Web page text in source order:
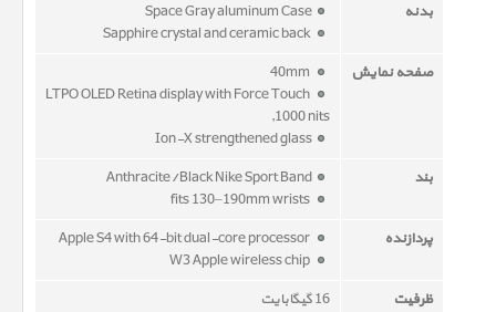
بدنه
Space Gray aluminum Case
صفحه نمایش
LTPO OLED Retina display with Force Touch
,1000 nits
Ion-X strengthened glass
بند
Anthracite/Black Nike Sport Band
پردازنده
ظرفیت
16 گیگابایت